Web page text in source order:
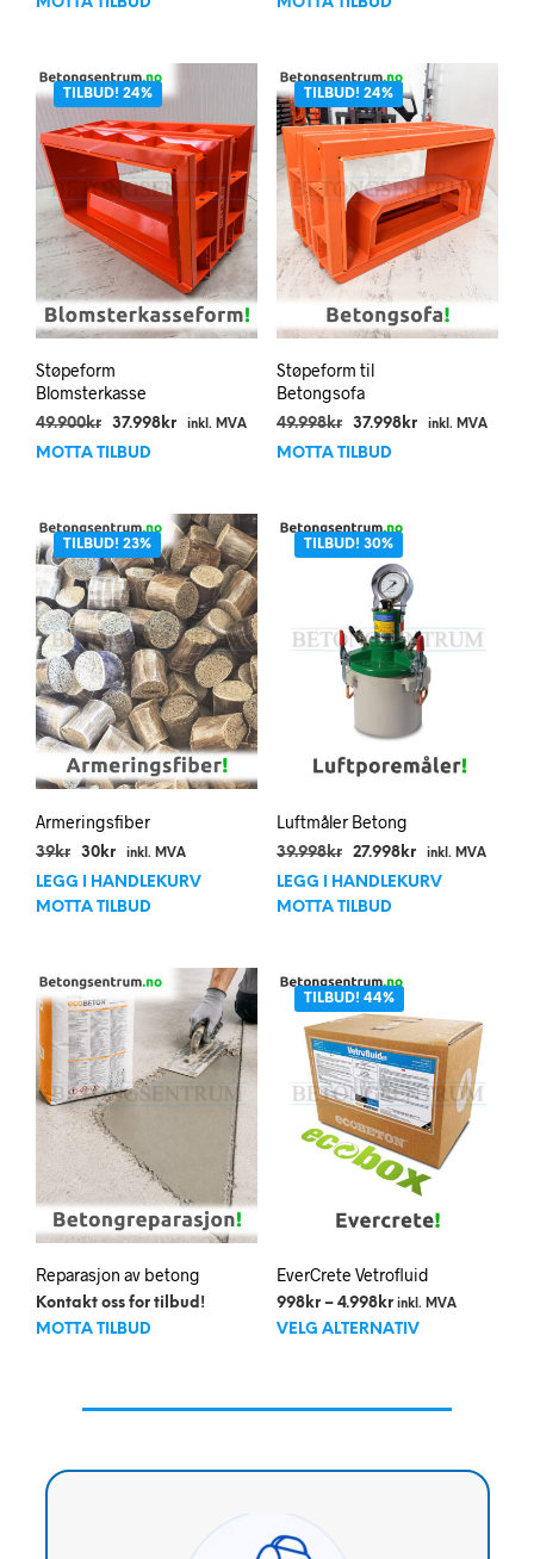
TILBUD! 24%
Støpeform
Blomsterkasse
49.900kr
Opprinnelig
pris
37.998 kr
Nåværende
inkl. MVA
MOTTA TILBUD
TILBUD! 24%
Støpeform til
Betongsofa
49.998kr
Opprinnelig
pris
37.998kr
Nåværende
inkl. MVA
MOTTA TILBUD
TILBUD! 23%
Armeringsfiber
39kr
Opprinnelig
pris
39kr.
30 kr
Nåværende
pris
30kr.
inkl. MVA
LEGG I HANDLEKURV
MOTTA TILBUD
TILBUD! 30%
Luftmåler Betong
39.998kr
Opprinnelig
pris
39.998kr.
27.998kr
Nåværende
pris
inkl. MVA
LEGG I HANDLEKURV
MOTTA TILBUD
Reparasjon av betong
Kontakt oss for tilbud!
MOTTA TILBUD
TILBUD! 44%
EverCrete Vetrofluid
998kr – 4.998krPrisområde:
998kr
inkl. MVA
VELG ALTERNATIV